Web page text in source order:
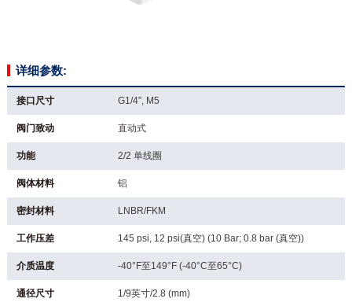
详细参数:
接口尺寸 G1/4”, M5
阀门致动 直动式
功能 2/2 单线圈
阀体材料 铝
密封材料 LNBR/FKM
工作压差 145 psi, 12 psi(真空) (10 Bar; 0.8 bar (真空))
介质温度 -40°F至149°F (-40°C至65°C)
通径尺寸 1/9英寸/2.8 (mm)